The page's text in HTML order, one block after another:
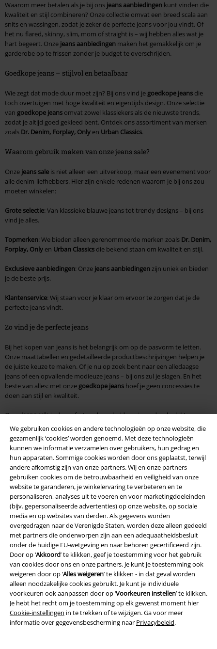
We gebruiken cookies en andere technologieën op onze website, die
gezamenlijk ‘cookies’ worden genoemd. Met deze technologieën
kunnen we informatie verzamelen over gebruikers, hun gedrag en
hun apparaten. Sommige cookies worden door ons geplaatst, terwijl
andere afkomstig zijn van onze partners. Wij en onze partners
gebruiken cookies om de betrouwbaarheid en veiligheid van onze
website te garanderen, je winkelervaring te verbeteren en te
personaliseren, analyses uit te voeren en voor marketingdoeleinden
(bijv. gepersonaliseerde advertenties) op onze website, op sociale
media en op websites van derden. Als gegevens worden
overgedragen naar de Verenigde Staten, worden deze alleen gedeeld
met partners die onderworpen zijn aan een adequaatheidsbesluit
onder de huidige EU-wetgeving en naar behoren gecertificeerd zijn.
Door op ‘Akkoord’ te klikken, geef je toestemming voor het gebruik
van cookies door ons en onze partners. Je kunt je toestemming ook
weigeren door op ‘Alles weigeren’ te klikken - in dat geval worden
alleen noodzakelijke cookies gebruikt. Je kunt je individuele
voorkeuren ook aanpassen door op ‘Voorkeuren instellen’ te klikken.
Je hebt het recht om je toestemming op elk gewenst moment hier
Cookie-instellingen in te trekken of te wijzigen. Ga voor meer
informatie over gegevensbescherming naar Privacybeleid.
Waarom meer betalen als je bij ons jeans aanbiedingen kunt vinden die
kwaliteit en stijl combineren? Onze collectie omvat een breed scala aan
snits en wassingen, zodat je zeker de perfecte jeans voor jou vindt. Of
het nu flared, skinny, slim, mom of straight is – wij hebben alles wat je
hart begeert. Onze jeans aanbiedingen maken het gemakkelijk om je
garderobe op te frissen zonder je budget te overschrijden.
Goedkope jeans – stijlvol en betaalbaar
Wie zegt dat mode duur moet zijn? Bij ons vind je goedkope jeans die
toch overtuigen met hoge kwaliteit en eigentijds design. Onze selectie
van goedkope jeans omvat zowel klassiekers als de nieuwste trends,
zodat je altijd goed gekleed bent. Ontdek ons assortiment van merken
zoals Dr. Denim, Forplay, Only en Urban Classics.
Waarom gebruik maken van onze jeans sale?
Onze jeans sale is niet alleen een uitverkoop, maar een evenement voor
alle denim-liefhebbers. Hier zijn enkele redenen waarom je bij ons zou
moeten winkelen:
Grote selectie: Van klassieke blauwe jeans tot trendy designs – bij ons
vind je alles.
Topmerken: We bieden alleen gerenommeerde merken zoals Dr. Denim,
Forplay, Only en Urban Classics die bekend staan om kwaliteit en stijl.
Exclusieve aanbiedingen: Onze jeans aanbiedingenzijn uniek en bieden
je de beste prijs.
Klantenservice: Wij staan voor je klaar om ervoor te zorgen dat je de
perfecte jeans vindt.
Zo vind je de perfecte jeans
Bij het kopen van jeans is het belangrijk om op de pasvorm te letten.
Onze maattabellen en gedetailleerde productbeschrijvingen helpen je
de juiste keuze te maken. Of je nu op zoek bent naar een alledaagse
jeans of een opvallende modieuze jeans – bij ons zul je slagen. En het
beste van alles: met onze goedkope jeans hoef je geen concessies te
doen aan stijl en kwaliteit.
Onzejeans saleis de perfecte gelegenheid om je garderobe bij te
werken. Blader door onze aanbiedingen en vind jouw nieuwe favoriete
jeans. Kwaliteit, stijl en onverslaanbare prijzen – dat is ons belofte aan
jou. Dus waar wacht je nog op? Ontdek nu onzejeans aanbiedingen
scoor de beste
goedkope jeans online. Veel plezier met winkelen!
15%
korting
E-mailnieuwsbrief
Meld je aan en ontvang een code voor 15%
korting!Meer info
Ik geef hierbij toestemming om de Large-nieuwsbrief te ontvangen en ga
ermee akkoord dat Large Popmerchandising B.V. mijn persoonsgegevens
verwerkt om mij regelmatig te informeren over producten. Mijn
persoonsgegevens worden verwerkt in overeenstemming met de
bepalingen van hetPrivacybeleid. Ik kan mijn toestemming te allen tijde
intrekken, bijvoorbeeld door op de ‘afmelden’-link te klikken.
Hierkan ik me afmelden voor de nieuwsbrief.